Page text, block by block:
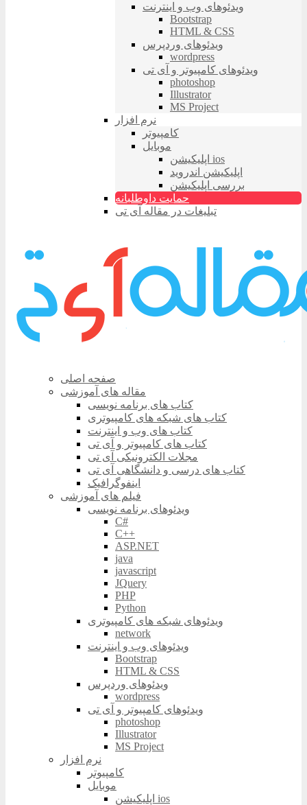
ویدئوهای وب و اینترنت
Bootstrap
HTML & CSS
ویدئوهای وردپرس
wordpress
ویدئوهای کامپیوتر و آی تی
photoshop
Illustrator
MS Project
نرم افزار
کامپیوتر
موبایل
اپلیکیشن ios
اپلیکیشن اندروید
بررسی اپلیکیشن
حمایت داوطلبانه
تبلیغات در مقاله آی تی
صفحه اصلی
مقاله های آموزشی
کتاب های برنامه نویسی
کتاب های شبکه های کامپیوتری
کتاب های وب و اینترنت
کتاب های کامپیوتر و آی تی
مجلات الکترونیکی آی تی
کتاب های درسی و دانشگاهی آی تی
اینفوگرافیک
فیلم های آموزشی
ویدئوهای برنامه نویسی
C#
C++
ASP.NET
java
javascript
JQuery
PHP
Python
ویدئوهای شبکه های کامپیوتری
network
ویدئوهای وب و اینترنت
Bootstrap
HTML & CSS
ویدئوهای وردپرس
wordpress
ویدئوهای کامپیوتر و آی تی
photoshop
Illustrator
MS Project
نرم افزار
کامپیوتر
موبایل
اپلیکیشن ios